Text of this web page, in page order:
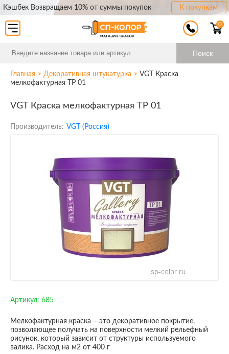
Кэшбек Возвращаем 10% от суммы покупок К покупкам
Поиск
0
Главная > Декоративная штукатурка > VGT Краска
мелкофактурная TP 01
VGT Краска мелкофактурная TP 01
Производитель: VGT (Россия)
Артикул: 685
Мелкофактурная краска – это декоративное покрытие,
позволяющее получать на поверхности мелкий рельефный
рисунок, который зависит от структуры используемого
валика. Расход на м2 от 400 г​